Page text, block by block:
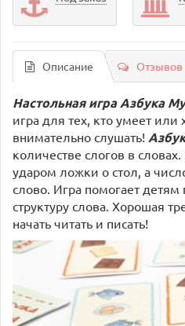
Описание Отзывов
Настольная игра Азбука
игра для тех, кто умеет или
внимательно слушать!
количестве слогов в
ударом ложки о стол, а
слово. Игра помогает детям
структуру слова. Хорошая
начать читать и писать!